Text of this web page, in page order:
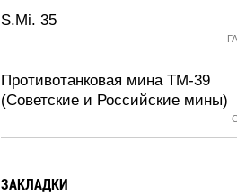
S.Mi. 35
Противотанковая мина ТМ-39
(Советские и Российские мины)
ЗАКЛАДКИ